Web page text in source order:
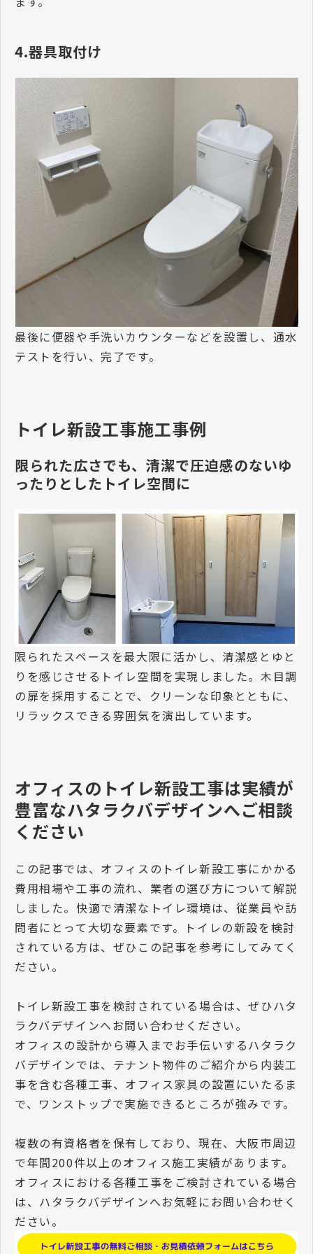
4.器具取付け
最後に便器や手洗いカウンターなどを設置し、通水
テストを行い、完了です。
トイレ新設工事施工事例
限られた広さでも、清潔で圧迫感のないゆ
ったりとしたトイレ空間に
限られたスペースを最大限に活かし、清潔感とゆと
りを感じさせるトイレ空間を実現しました。木目調
の扉を採用することで、クリーンな印象とともに、
リラックスできる雰囲気を演出しています。
オフィスのトイレ新設工事は実績が
豊富なハタラクバデザインへご相談
ください
この記事では、オフィスのトイレ新設工事にかかる
費用相場や工事の流れ、業者の選び方について解説
しました。快適で清潔なトイレ環境は、従業員や訪
問者にとって大切な要素です。トイレの新設を検討
されている方は、ぜひこの記事を参考にしてみてく
ださい。
トイレ新設工事を検討されている場合は、ぜひハタ
ラクバデザインへお問い合わせください。
オフィスの設計から導入までお手伝いするハタラク
バデザインでは、テナント物件のご紹介から内装工
事を含む各種工事、オフィス家具の設置にいたるま
で、ワンストップで実施できるところが強みです。
複数の有資格者を保有しており、現在、大阪市周辺
で年間200件以上のオフィス施工実績があります。
オフィスにおける各種工事をご検討されている場合
は、ハタラクバデザインへお気軽にお問い合わせく
ださい。